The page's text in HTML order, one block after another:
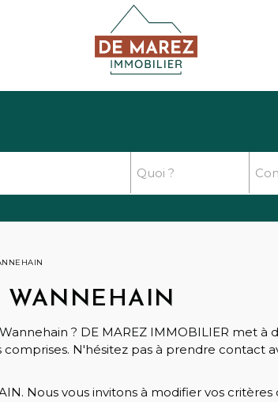
WANNEHAIN
? DE MAREZ IMMOBILIER met
N'hésitez pas à prendre contact
Nous vous invitons à modifier vos critères